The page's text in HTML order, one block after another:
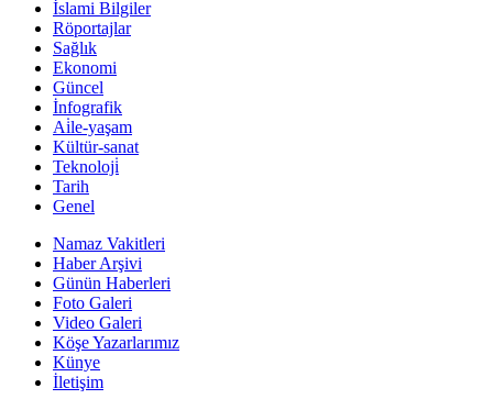
İslami Bilgiler
Röportajlar
Sağlık
Ekonomi
Güncel
İnfografik
Ai̇le-yaşam
Kültür-sanat
Teknoloji̇
Tarih
Genel
Namaz Vakitleri
Haber Arşivi
Günün Haberleri
Foto Galeri
Video Galeri
Köşe Yazarlarımız
Künye
İletişim